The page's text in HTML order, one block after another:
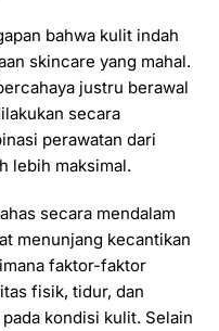
bahwa kulit indah
skincare yang mahal.
justru berawal
secara
perawatan dari
lebih maksimal.
secara mendalam
menunjang kecantikan
faktor-faktor
fisik, tidur, dan
kondisi kulit. Selain